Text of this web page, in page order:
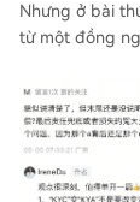
Nhưng ở bài
từ một đồng